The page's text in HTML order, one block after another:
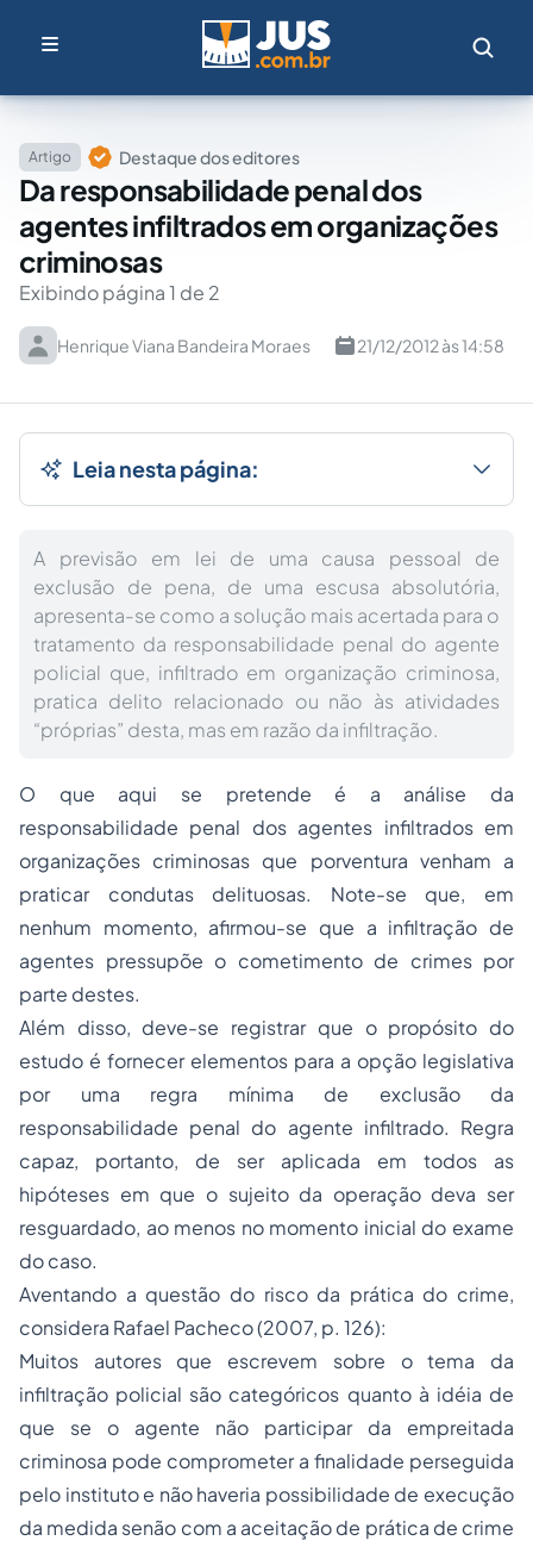
Artigo Destaque dos editores
Da responsabilidade penal dos
agentes infiltrados em organizações
criminosas
Exibindo página 1 de 2
Henrique Viana Bandeira Moraes 21/12/2012 às 14:58
Leia nesta página:
A previsão em lei de uma causa pessoal de
exclusão de pena, de uma escusa absolutória,
apresenta-se como a solução mais acertada para o
tratamento da responsabilidade penal do agente
policial que, infiltrado em organização criminosa,
pratica delito relacionado ou não às atividades
“próprias” desta, mas em razão da infiltração.
O que aqui se pretende é a análise da
responsabilidade penal dos agentes infiltrados em
organizações criminosas que porventura venham a
praticar condutas delituosas. Note-se que, em
nenhum momento, afirmou-se que a infiltração de
agentes pressupõe o cometimento de crimes por
parte destes.
Além disso, deve-se registrar que o propósito do
estudo é fornecer elementos para a opção legislativa
por uma regra mínima de exclusão da
responsabilidade penal do agente infiltrado. Regra
capaz, portanto, de ser aplicada em todos as
hipóteses em que o sujeito da operação deva ser
resguardado, ao menos no momento inicial do exame
do caso.
Aventando a questão do risco da prática do crime,
considera Rafael Pacheco (2007, p. 126):
Muitos autores que escrevem sobre o tema da
infiltração policial são categóricos quanto à idéia de
que se o agente não participar da empreitada
criminosa pode comprometer a finalidade perseguida
pelo instituto e não haveria possibilidade de execução
da medida senão com a aceitação de prática de crime